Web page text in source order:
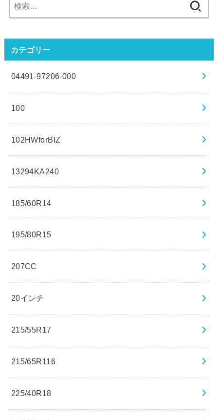
索:
カテゴリー
04491-97206-000
100
102HWforBIZ
13294KA240
185/60R14
195/80R15
207CC
20インチ
215/55R17
215/65R116
225/40R18